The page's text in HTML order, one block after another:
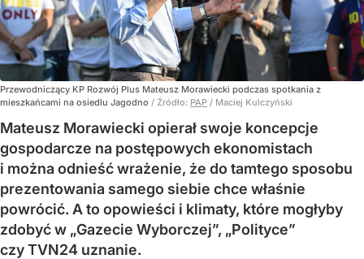
Przewodniczący KP Rozwój Plus Mateusz Morawiecki podczas spotkania z
mieszkańcami na osiedlu Jagodno / Źródło: PAP / Maciej Kulczyński
Mateusz Morawiecki opierał swoje koncepcje
gospodarcze na postępowych ekonomistach
i można odnieść wrażenie, że do tamtego sposobu
prezentowania samego siebie chce właśnie
powrócić. A to opowieści i klimaty, które mogłyby
zdobyć w „Gazecie Wyborczej”, „Polityce”
czy TVN24 uznanie.